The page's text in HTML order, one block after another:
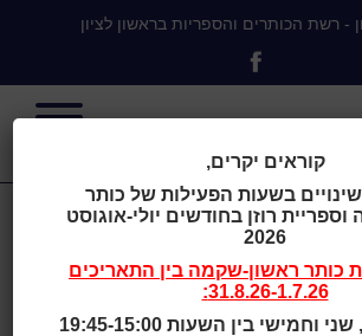
- רשת הכותרים והספריות בראשון לציון
הירוק
קוראים יקרים,
בשעות הפעילות של כותר
רוזן בחודשים יולי-אוגוסט
2026
כותר ראשון-שקמה בין התאריכים
31.8.26-1.7.26:
בין השעות 19:45-15:00